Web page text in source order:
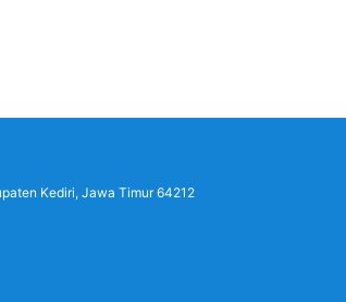
Kediri, Jawa Timur 64212